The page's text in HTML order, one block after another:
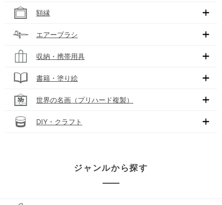
額縁
エアーブラシ
収納・携帯用具
書籍・塗り絵
世界の名画（プリハード複製）
DIY・クラフト
ジャンルから探す